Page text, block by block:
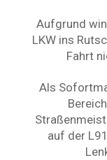
Aufgrund
LKW ins
Fahrt
Als
auf der